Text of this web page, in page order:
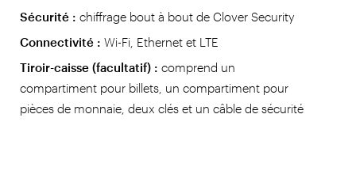
Sécurité : chiffrage bout à bout de Clover Security
Connectivité : Wi-Fi, Ethernet et LTE
Tiroir-caisse (facultatif) : comprend un
compartiment pour billets, un compartiment pour
pièces de monnaie, deux clés et un câble de sécurité